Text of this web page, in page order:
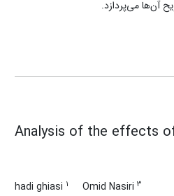
Analysis of the effects
hadi ghiasi 1 Omid Nasiri 3